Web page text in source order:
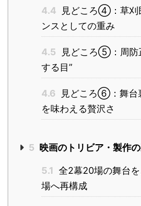
4.4
見どころ④：草刈
ンスとしての重み
4.5
見どころ⑤：周防
する目”
4.6
見どころ⑥：舞台
を味わえる贅沢さ
5 映画のトリビア・製作
5.1 全2幕20場の舞台
場へ再構成